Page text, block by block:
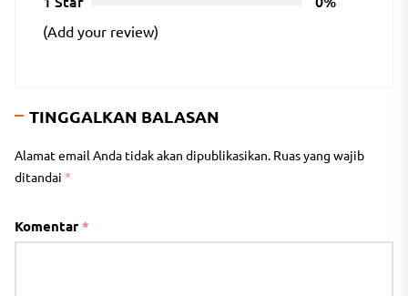
(Add your review)
TINGGALKAN BALASAN
Alamat email Anda tidak akan dipublikasikan. Ruas yang wajib
ditandai *
Komentar *